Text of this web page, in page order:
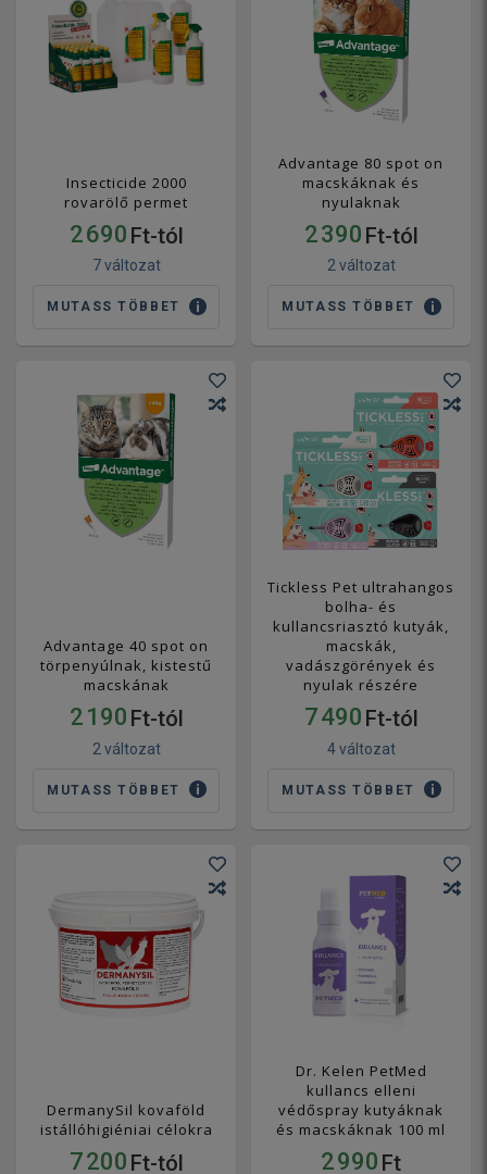
Insecticide 2000
rovarölő permet
2 690 Ft-tól
7 változat
MUTASS TÖBBET
Advantage 80 spot on
macskáknak és
nyulaknak
2 390 Ft-tól
2 változat
MUTASS TÖBBET
Advantage 40 spot on
törpenyúlnak, kistestű
macskának
2 190 Ft-tól
2 változat
MUTASS TÖBBET
Tickless Pet ultrahangos
bolha- és
kullancsriasztó kutyák,
macskák,
vadászgörények és
nyulak részére
7 490 Ft-tól
4 változat
MUTASS TÖBBET
DermanySil kovaföld
istállóhigiéniai célokra
7 200 Ft-tól
Dr. Kelen PetMed
kullancs elleni
védőspray kutyáknak
és macskáknak 100 ml
2 990 Ft